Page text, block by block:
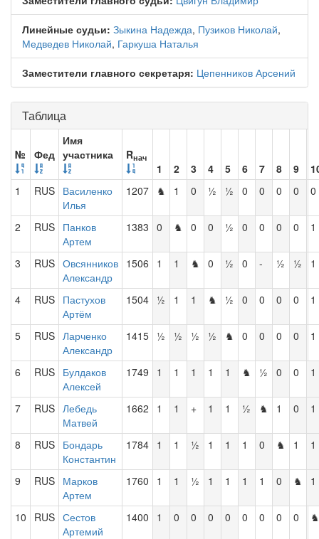
Линейные судьи: Зыкина Надежда, Пузиков Николай,
Медведев Николай, Гаркуша Наталья
Заместители главного секретаря: Цепенников Арсений
Таблица
№ Фед
Имя
участника
Rнач
1 2 3 4 5 6 7 8 9
1
RUS Василенко
Илья
1207 ♞ 1 0 ½ ½ 0 0 0 0 0
2 RUS Панков
Артем
1383 0 ♞ 0 0 ½ 0 0 0 0 1
3 RUS Овсянников
Александр
1506 1 1 ♞ 0 ½ 0 - ½ ½ 1
4 RUS Пастухов
Артём
1504 ½ 1 1 ♞ ½ 0 0 0 0 1
5 RUS Ларченко
Александр
1415 ½ ½ ½ ½ ♞ 0 0 0 0 1
6 RUS Булдаков
Алексей
1749 1 1 1 1 1 ♞ ½ 0 0 1
7 RUS Лебедь
Матвей
1662 1 1 + 1 1 ½ ♞ 1 0 1
8 RUS Бондарь
Константин
1784 1 1 ½ 1 1 1 0 ♞ 1 1
9 RUS Марков
Артем
1760 1 1 ½ 1 1 1 1 0 ♞ 1
10 RUS Сестов
Артемий
1400 1 0 0 0 0 0 0 0 0 ♞